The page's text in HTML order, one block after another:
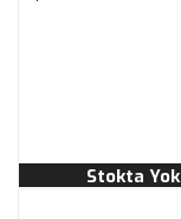
Stokta Yok